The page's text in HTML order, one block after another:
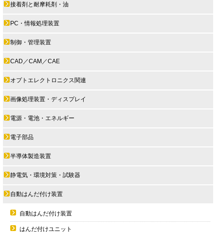
接着剤と耐摩耗剤・油
PC・情報処理装置
制御・管理装置
CAD／CAM／CAE
オプトエレクトロニクス関連
画像処理装置・ディスプレイ
電源・電池・エネルギー
電子部品
半導体製造装置
静電気・環境対策・試験器
自動はんだ付け装置
自動はんだ付け装置
はんだ付けユニット